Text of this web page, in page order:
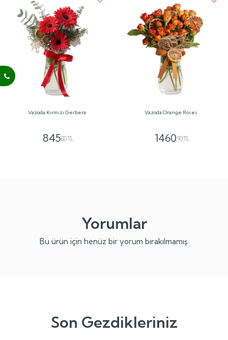
Vazoda Kırmızı Gerbera
845,00 TL
Vazoda Orange Roses
1460,90 TL
Yorumlar
Bu ürün için henüz bir yorum bırakılmamış.
Son Gezdikleriniz